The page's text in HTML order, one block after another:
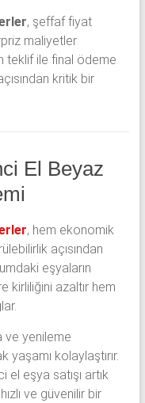
, şeffaf fiyat
maliyetler
teklif ile final ödeme
kritik bir
El Beyaz
, hem ekonomik
açısından
eşyaların
kirliliğini azaltır hem
ve yenileme
kolaylaştırır.
eşya satışı artık
ve güvenilir bir